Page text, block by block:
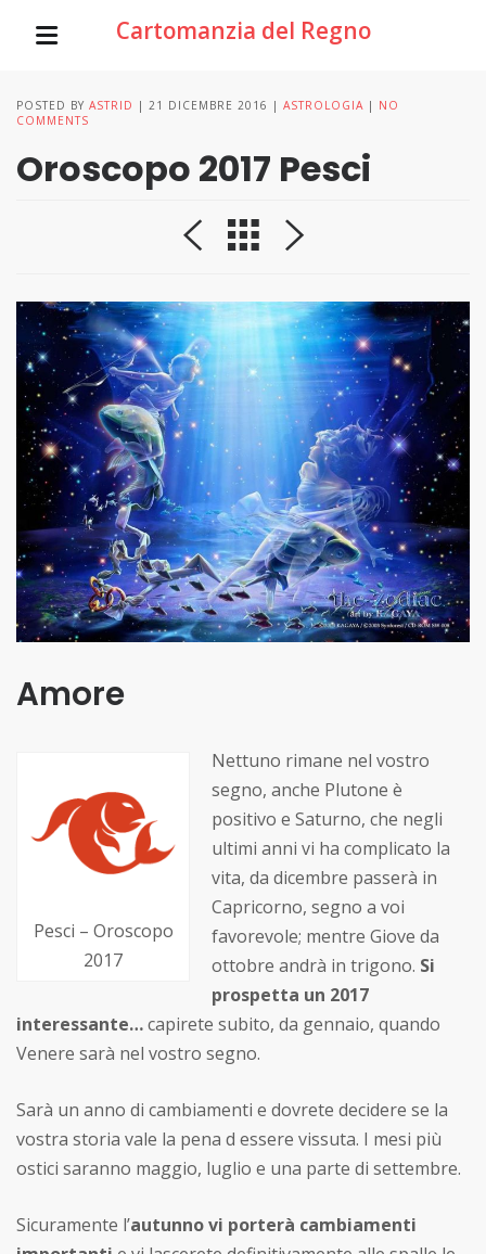
Cartomanzia del Regno
POSTED BY ASTRID 21 DICEMBRE 2016 ASTROLOGIA
NO
COMMENTS
Oroscopo 2017 Pesci
Amore
Pesci – Oroscopo
2017
Nettuno rimane nel vostro
segno, anche Plutone è
positivo e Saturno, che negli
ultimi anni vi ha complicato la
vita, da dicembre passerà in
Capricorno, segno a voi
favorevole; mentre Giove da
ottobre andrà in trigono. Si
prospetta un 2017
interessante…capirete subito, da gennaio, quando
Venere sarà nel vostro segno.
Sarà un anno di cambiamenti e dovrete decidere se la
vostra storia vale la pena d essere vissuta. I mesi più
ostici saranno maggio, luglio e una parte di settembre.
Sicuramente l’autunno vi porterà cambiamenti